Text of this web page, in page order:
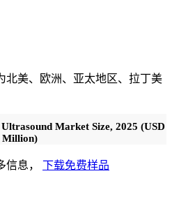
北美、欧洲、亚太地区、拉丁美
Market Size, 2025 (USD
Million)
信息， 下载免费样品